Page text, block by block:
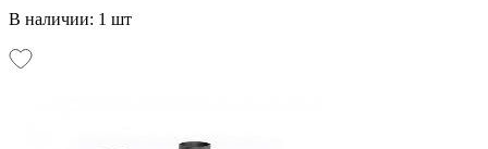
В наличии: 1 шт